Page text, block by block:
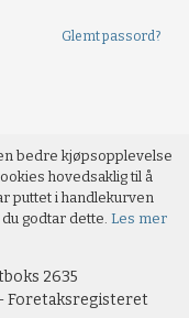
Glemt passord?
bedre kjøpsopplevelse
hovedsaklig til å
puttet i handlekurven
godtar dette.Les mer
2635
- Foretaksregisteret